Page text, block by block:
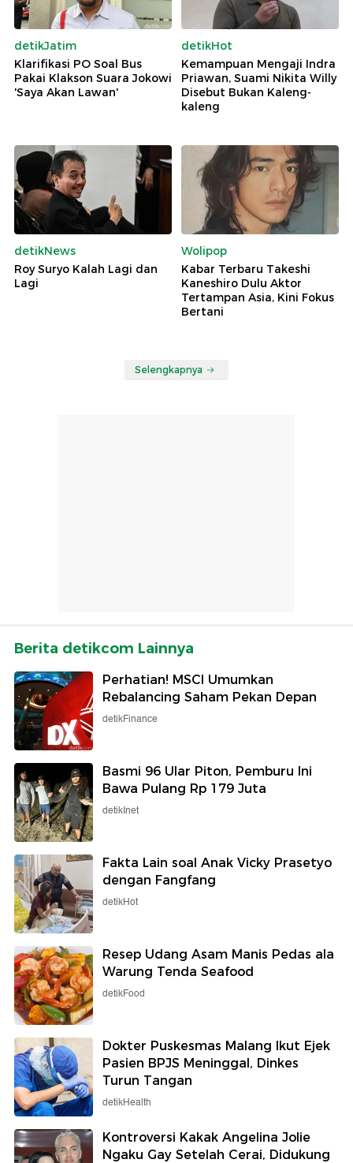
detikJatim
Klarifikasi PO Soal Bus
Pakai Klakson Suara Jokowi
'Saya Akan Lawan'
detikHot
Kemampuan Mengaji Indra
Priawan, Suami Nikita Willy
Disebut Bukan Kaleng-
kaleng
detikNews
Roy Suryo Kalah Lagi dan
Lagi
Wolipop
Kabar Terbaru Takeshi
Kaneshiro Dulu Aktor
Tertampan Asia, Kini Fokus
Bertani
Selengkapnya
Berita detikcom Lainnya
Perhatian! MSCI Umumkan
Rebalancing Saham Pekan Depan
detikFinance
Basmi 96 Ular Piton, Pemburu Ini
Bawa Pulang Rp 179 Juta
detikInet
Fakta Lain soal Anak Vicky Prasetyo
dengan Fangfang
detikHot
Resep Udang Asam Manis Pedas ala
Warung Tenda Seafood
detikFood
Dokter Puskesmas Malang Ikut Ejek
Pasien BPJS Meninggal, Dinkes
Turun Tangan
detikHealth
Kontroversi Kakak Angelina Jolie
Ngaku Gay Setelah Cerai, Didukung